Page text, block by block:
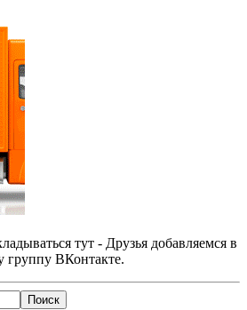
тут - Друзья добавляемся в
группу ВКонтакте.